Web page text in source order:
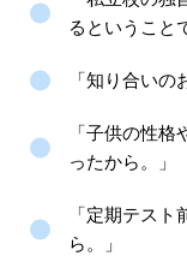
るということ
「知り合いの
「子供の性
ったから。」
「定期テス
ら。」